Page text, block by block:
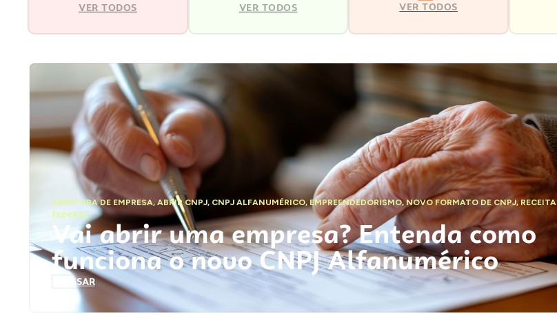
VER TODOS VER TODOS VER TODOS
ABERTURA DE EMPRESA,ABRIR CNPJ, CNPJ ALFANUMÉRICO, EMPREENDEDORISMO,NOVO FORMATO DE CNPJ,RECEITA
FEDERAL
Vai abrir uma empresa? Entenda como
funciona o novo CNPJ Alfanumérico
ACESSAR